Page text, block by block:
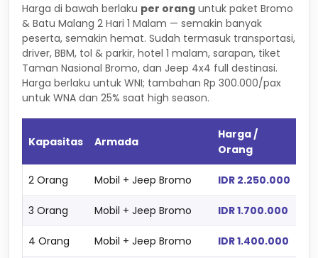
Harga di bawah berlaku per orang untuk paket Bromo
& Batu Malang 2 Hari 1 Malam — semakin banyak
peserta, semakin hemat. Sudah termasuk transportasi,
driver, BBM, tol & parkir, hotel 1 malam, sarapan, tiket
Taman Nasional Bromo, dan Jeep 4x4 full destinasi.
Harga berlaku untuk WNI; tambahan Rp 300.000/pax
untuk WNA dan 25% saat high season.
Kapasitas Armada
Harga /
Orang
2 Orang Mobil + Jeep Bromo IDR 2.250.000
3 Orang Mobil + Jeep Bromo IDR 1.700.000
4 Orang Mobil + Jeep Bromo IDR 1.400.000